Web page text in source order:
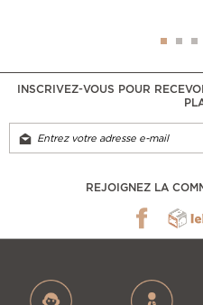
INSCRIVEZ-VOUS POUR
REJOIGNEZ LA